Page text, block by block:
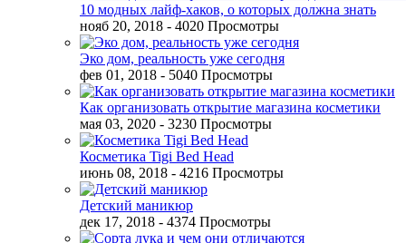
10 модных лайф-хаков, о которых должна знать
нояб 20, 2018 - 4020 Просмотры
Эко дом, реальность уже сегодня
фев 01, 2018 - 5040 Просмотры
Как организовать открытие магазина косметики
мая 03, 2020 - 3230 Просмотры
Косметика Tigi Bed Head
июнь 08, 2018 - 4216 Просмотры
Детский маникюр
дек 17, 2018 - 4374 Просмотры